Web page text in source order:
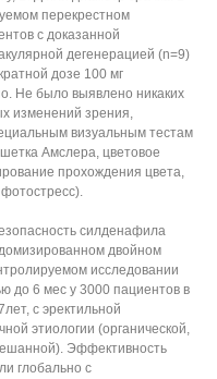
перекрестном
с доказанной
дегенерацией (n=9)
дозе 100 мг
Не было выявлено никаких
изменений зрения,
визуальным тестам
Амслера, цветовое
прохождения цвета,
силденафила
двойном
исследовании
до 6 мес у 3000 пациентов в
с эректильной
этиологии (органической,
Эффективность
глобально с